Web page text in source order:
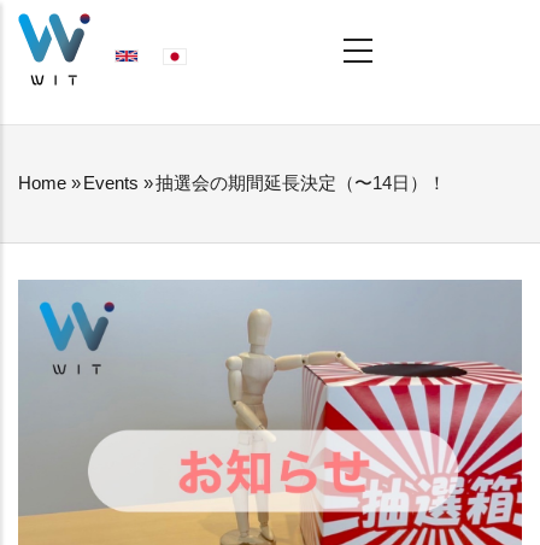
Skip
NAVIGATION
BREADCRUMB
Home »Events »抽選会の期間延長決定（〜14日）！